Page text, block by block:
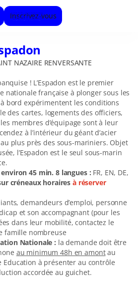
Inscrivez-vous
NAZAIRE RENVERSANTE
! L’Espadon est le premier
nationale française à plonger sous les
bord expérimentent les conditions
des cartes, logements des officiers,
membres d’équipage sont à leur
à l’intérieur du géant d’acier
plus près des sous-mariniers. Objet
l’Espadon est le seul sous-marin
45 min. 8 langues : FR, EN, DE,
créneaux horaires à réserver
demandeurs d’emploi, personne
et son accompagnant (pour les
dans leur mobilité, contactez le
famille nombreuse
Nationale : la demande doit être
au minimum 48h en amontau
Education à présenter au contrôle
accordée au guichet.